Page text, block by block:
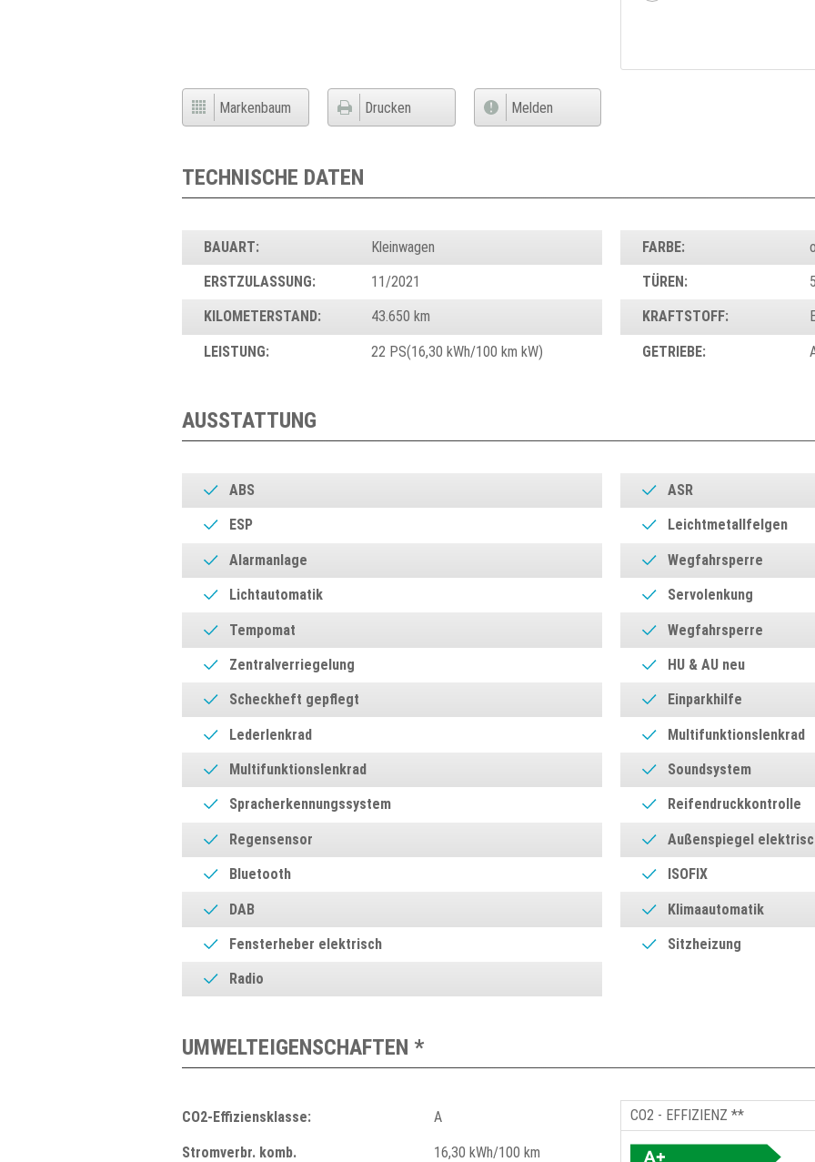
Markenbaum Drucken Melden
TECHNISCHE DATEN
BAUART: Kleinwagen FARBE:
ERSTZULASSUNG: 11/2021 TÜREN:
KILOMETERSTAND: 43.650 km KRAFTSTOFF:
LEISTUNG: 22 PS(16,30 kWh/100 km kW) GETRIEBE:
AUSSTATTUNG
ABS ASR
ESP Leichtmetallfelgen
Alarmanlage Wegfahrsperre
Lichtautomatik Servolenkung
Tempomat Wegfahrsperre
Zentralverriegelung HU & AU neu
Scheckheft gepflegt Einparkhilfe
Lederlenkrad Multifunktionslenkrad
Multifunktionslenkrad Soundsystem
Spracherkennungssystem Reifendruckkontrolle
Regensensor Außenspiegel
Bluetooth ISOFIX
DAB Klimaautomatik
Fensterheber elektrisch Sitzheizung
Radio
UMWELTEIGENSCHAFTEN *
CO2-Effiziensklasse: A
Stromverbr. komb. 16,30 kWh/100 km
CO2 - EFFIZIENZ **